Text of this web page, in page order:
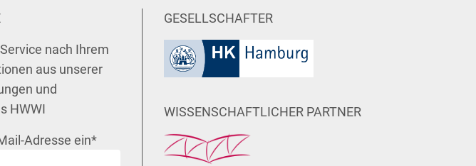
nach Ihrem
aus unserer
und
HWWI
Adresse ein*
GESELLSCHAFTER
WISSENSCHAFTLICHER PARTNER